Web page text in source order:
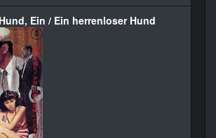
Ein / Ein herrenloser Hund